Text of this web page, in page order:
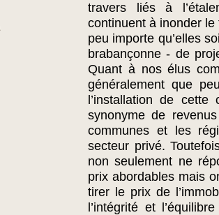
travers liés à
continuent à inonder
peu importe qu’elles
brabançonne - de
Quant à nos élus
généralement que
l’installation de
synonyme de
communes et les
secteur privé.
non seulement ne
prix abordables mais
tirer le prix de
l’intégrité et